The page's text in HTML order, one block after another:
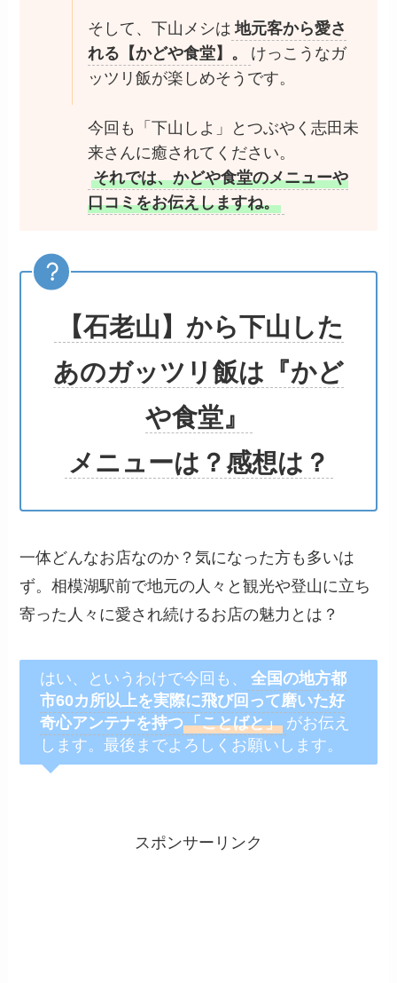
そして、下山メシは 地元客から愛さ
れる【かどや食堂】。
けっこうなガ
ッツリ飯が楽しめそうです。
今回も「下山しよ」とつぶやく志田未
来さんに癒されてください。
それでは、かどや食堂のメニューや
口コミをお伝えしますね。
【石老山】 から下山した
あのガッツリ飯は『かど
や食堂』
メニューは？感想は？
一体どんなお店なのか？気になった方も多いは
ず。相模湖駅前で地元の人々と観光や登山に立ち
寄った人々に愛され続けるお店の魅力とは？
はい、というわけで今回も、
全国の地方都
市60カ所以上を実際に飛び回って磨いた好
奇心アンテナを持つ「ことばと」 がお伝え
します。最後までよろしくお願いします。
スポンサーリンク